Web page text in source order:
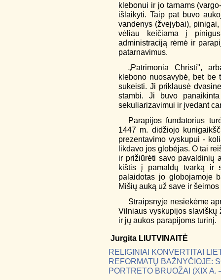
klebonui ir jo tarnams
išlaikyti. Taip pat buvo
vandenys (žvejybai),
vėliau keičiama į
administraciją rėmė ir
patarnavimus.
„Patrimonia Christi",
klebono nuosavybė, bet be
sukeisti. Ji priklausė
stambi. Ji buvo
sekuliarizavimui ir įvedant
Parapijos fundatorius
1447 m. didžiojo
prezentavimo vyskupui -
likdavo jos globėjas. O tai
ir prižiūrėti savo pavaldinių
kištis į pamaldų tvarką ir
palaidotas jo globojamoje
Mišių auką už save ir
Straipsnyje nesiekėme
Vilniaus vyskupijos slaviškų
ir jų aukos parapijoms turinį.
Jurgita LIUTVINAITĖ
RELIGINIAI KONVERTITAI
REFORMATŲ BAŽNYČIOJE:
PORTRETO BRUOŽAI (XIX A.